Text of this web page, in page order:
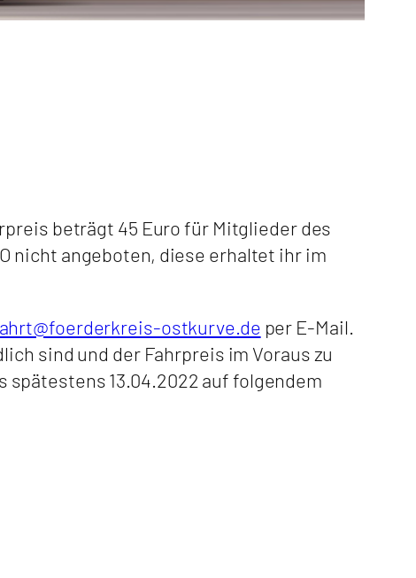
beträgt 45 Euro für Mitglieder des
nicht angeboten, diese erhaltet ihr im
ostkurve.de per E-Mail.
sind und der Fahrpreis im Voraus zu
spätestens 13.04.2022 auf folgendem